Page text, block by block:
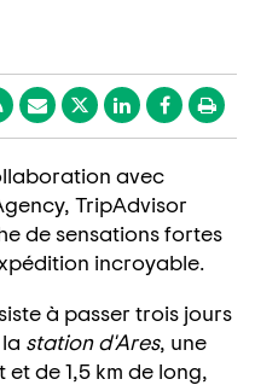
avec
TripAdvisor
de sensations fortes
incroyable.
à passer trois jours
station d'Ares, une
de 1,5 km de long,